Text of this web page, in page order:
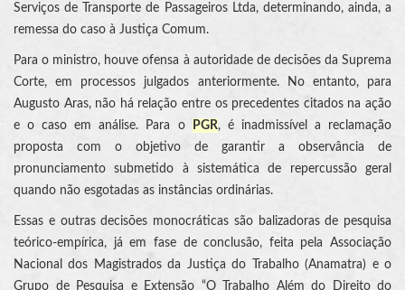
Serviços de Transporte de Passageiros Ltda, determinando, ainda, a
remessa do caso à Justiça Comum.
Para o ministro, houve ofensa à autoridade de decisões da Suprema
Corte, em processos julgados anteriormente. No entanto, para
Augusto Aras, não há relação entre os precedentes citados na ação
e o caso em análise. Para o
PGR, é inadmissível a reclamação
proposta com o objetivo de garantir a observância de
pronunciamento submetido à sistemática de repercussão geral
quando não esgotadas as instâncias ordinárias.
Essas e outras decisões monocráticas são balizadoras de pesquisa
teórico-empírica, já em fase de conclusão, feita pela Associação
Nacional dos Magistrados da Justiça do Trabalho (Anamatra) e o
Grupo de Pesquisa e Extensão “O Trabalho Além do Direito do